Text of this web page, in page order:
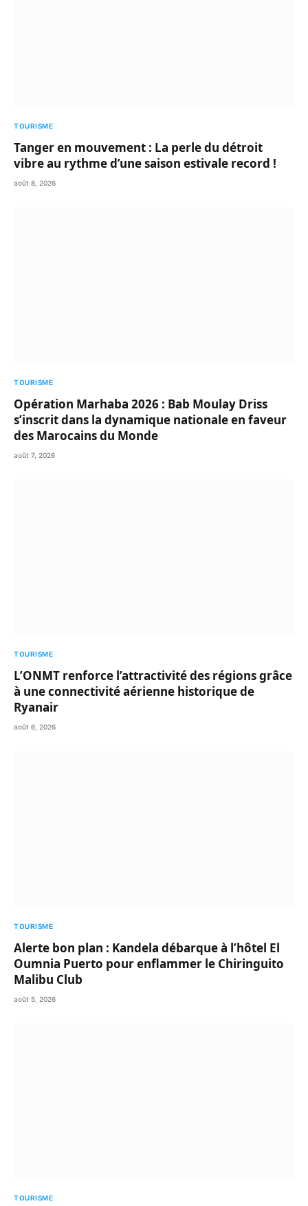
TOURISME
Tanger en mouvement : La perle du détroit
vibre au rythme d’une saison estivale record !
août 8, 2026
TOURISME
Opération Marhaba 2026 : Bab Moulay Driss
s’inscrit dans la dynamique nationale en faveur
des Marocains du Monde
août 7, 2026
TOURISME
L’ONMT renforce l’attractivité des régions grâce
à une connectivité aérienne historique de
Ryanair
août 6, 2026
TOURISME
Alerte bon plan : Kandela débarque à l’hôtel El
Oumnia Puerto pour enflammer le Chiringuito
Malibu Club
août 5, 2026
TOURISME